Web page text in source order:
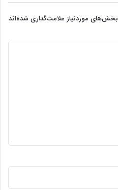
بخش‌های موردنیاز علامت‌گذاری شده‌اند